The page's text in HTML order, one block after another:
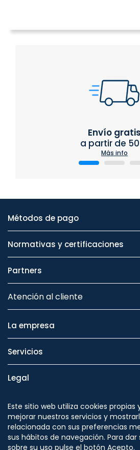
Envío gratis
a partir de
Más info
Métodos de pago
Normativas y certificaciones
Partners
Atención al cliente
La empresa
Servicios
Legal
Seguridad
Este sitio web utiliza cookies propias
mejorar nuestros servicios y
relacionada con sus preferencias
sus hábitos de navegación. Para
sobre su uso pulse el botón Acepto.